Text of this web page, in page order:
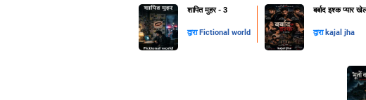
शापित मुहर - 3
द्वारा Fictional world
बर्बाद इश्क प्यार
द्वारा kajal jha